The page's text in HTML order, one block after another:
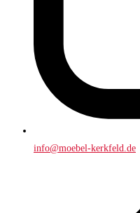
info@moebel-kerkfeld.de